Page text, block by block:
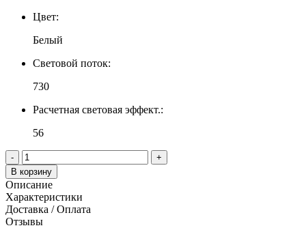
Цвет:
Белый
Световой поток:
730
Расчетная световая эффект.:
56
-
+
В корзину
Описание
Характеристики
Доставка / Оплата
Отзывы